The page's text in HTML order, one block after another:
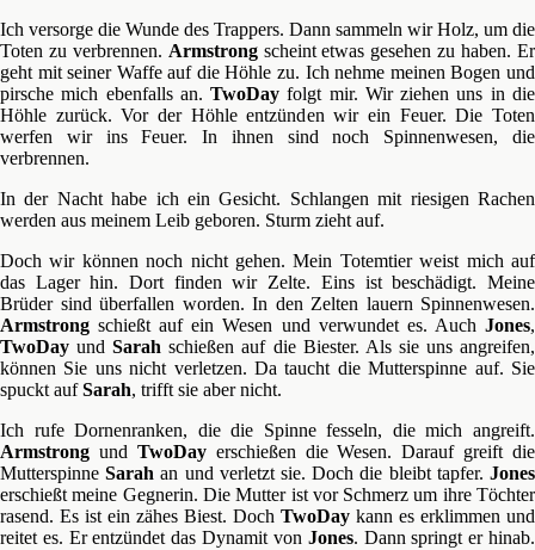
Ich versorge die Wunde des Trappers. Dann sammeln wir Holz, um die
Toten zu verbrennen. Armstrongscheint etwas gesehen zu haben. Er
geht mit seiner Waffe auf die Höhle zu. Ich nehme meinen Bogen und
pirsche mich ebenfalls an.TwoDay folgt mir. Wir ziehen uns in die
Höhle zurück. Vor der Höhle entzünden wir ein Feuer. Die Toten
werfen wir ins Feuer. In ihnen sind noch Spinnenwesen, die
verbrennen.
In der Nacht habe ich ein Gesicht. Schlangen mit riesigen Rachen
werden aus meinem Leib geboren. Sturm zieht auf.
Doch wir können noch nicht gehen. Mein Totemtier weist mich auf
das Lager hin. Dort finden wir Zelte. Eins ist beschädigt. Meine
Brüder sind überfallen worden. In den Zelten lauern Spinnenwesen.
Armstrong schießt auf ein Wesen und verwundet es. Auch Jones,
TwoDay undSarah schießen auf die Biester. Als sie uns angreifen,
können Sie uns nicht verletzen. Da taucht die Mutterspinne auf. Sie
spuckt aufSarah, trifft sie aber nicht.
Ich rufe Dornenranken, die die Spinne fesseln, die mich angreift.
Armstrong und TwoDayerschießen die Wesen. Darauf greift die
MutterspinneSarah an und verletzt sie. Doch die bleibt tapfer.Jones
erschießt meine Gegnerin. Die Mutter ist vor Schmerz um ihre Töchter
rasend. Es ist ein zähes Biest. Doch TwoDay kann es erklimmen und
reitet es. Er entzündet das Dynamit von Jones. Dann springt er hinab.